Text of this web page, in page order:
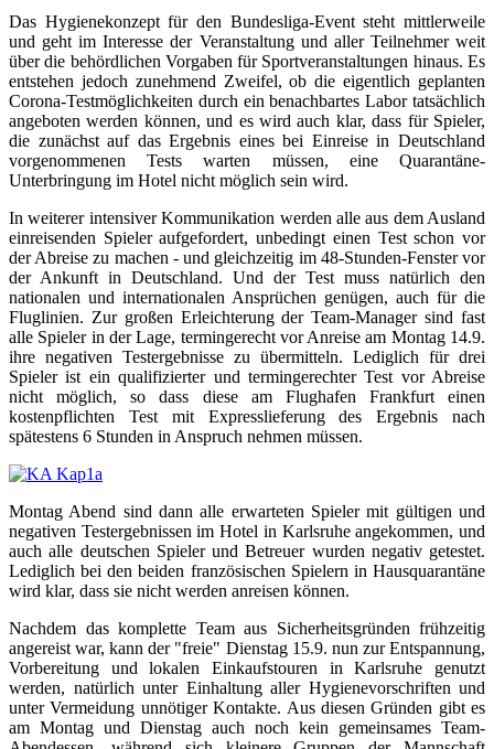
Das Hygienekonzept für den Bundesliga-Event steht mittlerweile
und geht im Interesse der Veranstaltung und aller Teilnehmer weit
über die behördlichen Vorgaben für Sportveranstaltungen hinaus. Es
entstehen jedoch zunehmend Zweifel, ob die eigentlich geplanten
Corona-Testmöglichkeiten durch ein benachbartes Labor tatsächlich
angeboten werden können, und es wird auch klar, dass für Spieler,
die zunächst auf das Ergebnis eines bei Einreise in Deutschland
vorgenommenen Tests warten müssen, eine Quarantäne-
Unterbringung im Hotel nicht möglich sein wird.
In weiterer intensiver Kommunikation werden alle aus dem Ausland
einreisenden Spieler aufgefordert, unbedingt einen Test schon vor
der Abreise zu machen - und gleichzeitig im 48-Stunden-Fenster vor
der Ankunft in Deutschland. Und der Test muss natürlich den
nationalen und internationalen Ansprüchen genügen, auch für die
Fluglinien. Zur großen Erleichterung der Team-Manager sind fast
alle Spieler in der Lage, termingerecht vor Anreise am Montag 14.9.
ihre negativen Testergebnisse zu übermitteln. Lediglich für drei
Spieler ist ein qualifizierter und termingerechter Test vor Abreise
nicht möglich, so dass diese am Flughafen Frankfurt einen
kostenpflichten Test mit Expresslieferung des Ergebnis nach
spätestens 6 Stunden in Anspruch nehmen müssen.
Montag Abend sind dann alle erwarteten Spieler mit gültigen und
negativen Testergebnissen im Hotel in Karlsruhe angekommen, und
auch alle deutschen Spieler und Betreuer wurden negativ getestet.
Lediglich bei den beiden französischen Spielern in Hausquarantäne
wird klar, dass sie nicht werden anreisen können.
Nachdem das komplette Team aus Sicherheitsgründen frühzeitig
angereist war, kann der "freie" Dienstag 15.9. nun zur Entspannung,
Vorbereitung und lokalen Einkaufstouren in Karlsruhe genutzt
werden, natürlich unter Einhaltung aller Hygienevorschriften und
unter Vermeidung unnötiger Kontakte. Aus diesen Gründen gibt es
am Montag und Dienstag auch noch kein gemeinsames Team-